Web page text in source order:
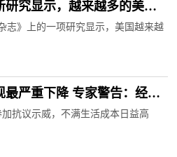
研究显示，越来越多的美国
过种族歧视
志》上的一项研究显示，美国越来越
最严重下降 专家警告：经济
热点评
抗议示威，不满生活成本日益高